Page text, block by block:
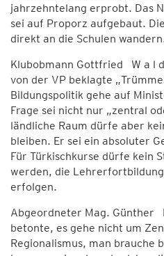
jahrzehntelang erprobt. Das
sei auf Proporz aufgebaut.
direkt an die Schulen
Klubobmann Gottfried W a l
von der VP beklagte
Bildungspolitik gehe auf
Frage sei nicht nur „zentral
ländliche Raum dürfe aber
bleiben. Er sei ein absoluter
Für Türkischkurse dürfe kein
werden, die
erfolgen.
Abgeordneter Mag.
betonte, es gehe nicht um
Regionalismus, man brauche